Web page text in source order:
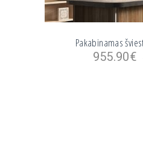
Pakabinamas
955.90€